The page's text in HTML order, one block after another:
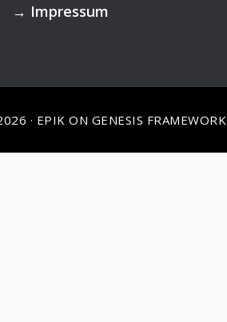
→ Impressum
· EPIK ON GENESIS FRAMEWORK